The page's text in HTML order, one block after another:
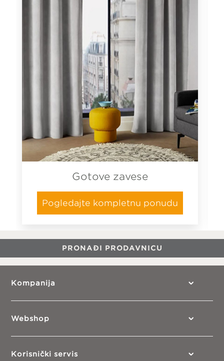
Gotove zavese
Pogledajte kompletnu ponudu
PRONAĐI PRODAVNICU
Kompanija
Webshop
Korisnički servis